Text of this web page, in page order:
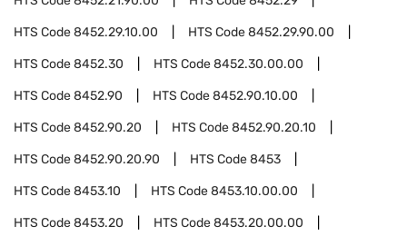
HTS Code8452.29.10.00 HTS Code8452.29.90.00
HTS Code8452.30 HTS Code8452.30.00.00
HTS Code8452.90 HTS Code8452.90.10.00
HTS Code8452.90.20 HTS Code8452.90.20.10
HTS Code8452.90.20.90 HTS Code8453
HTS Code8453.10 HTS Code8453.10.00.00
HTS Code8453.20 HTS Code8453.20.00.00